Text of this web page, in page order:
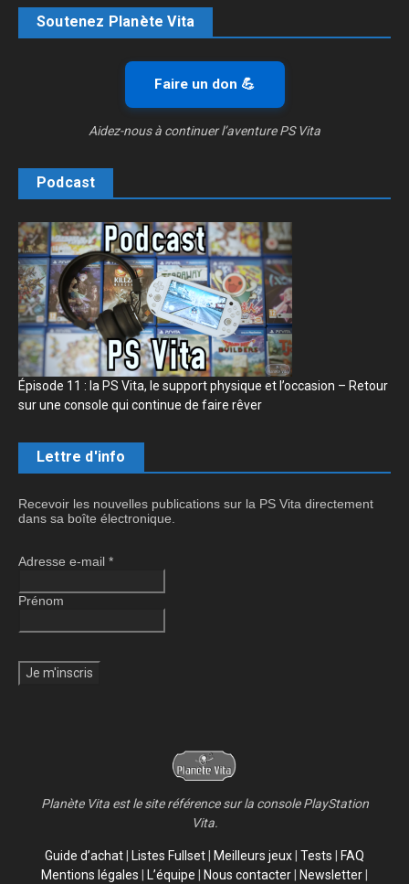
Soutenez Planète Vita
Faire un don 💪
Aidez-nous à continuer l’aventure PS Vita
Podcast
Épisode 11 : la PS Vita, le support physique et l’occasion – Retour
sur une console qui continue de faire rêver
Lettre d'info
Recevoir les nouvelles publications sur la PS Vita directement
dans sa boîte électronique.
Adresse e-mail *
Prénom
Planète Vita est le site référence sur la console PlayStation
Vita.
Guide d’achat Listes Fullset Meilleurs jeux Tests
FAQ
Mentions légales
L’équipe Nous contacter Newsletter